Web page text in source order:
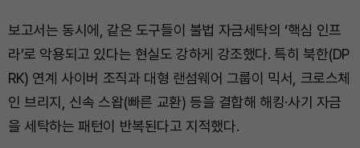
보고서는 동시에, 같은 도구들이 불법 자금세탁의 ‘핵심 인프
라’로 악용되고 있다는 현실도 강하게 강조했다. 특히 북한(DP
RK) 연계 사이버 조직과 대형 랜섬웨어 그룹이 믹서, 크로스체
인 브리지, 신속 스왑(빠른 교환) 등을 결합해 해킹·사기 자금
을 세탁하는 패턴이 반복된다고 지적했다.